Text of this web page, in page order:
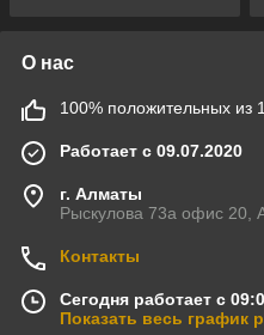
О нас
100% положительных из
Работает с 09.07.2020
г. Алматы
Рыскулова 73а офис 20,
Контакты
Сегодня работает с
Показать весь график